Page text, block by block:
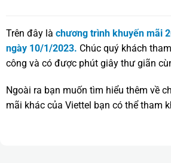
Trên đây là chương trình khuyến mãi
ngày 10/1/2023. Chúc quý khách
công và có được phút giây thư giãn
Ngoài ra bạn muốn tìm hiểu thêm về
mãi khác của Viettel bạn có thể tham